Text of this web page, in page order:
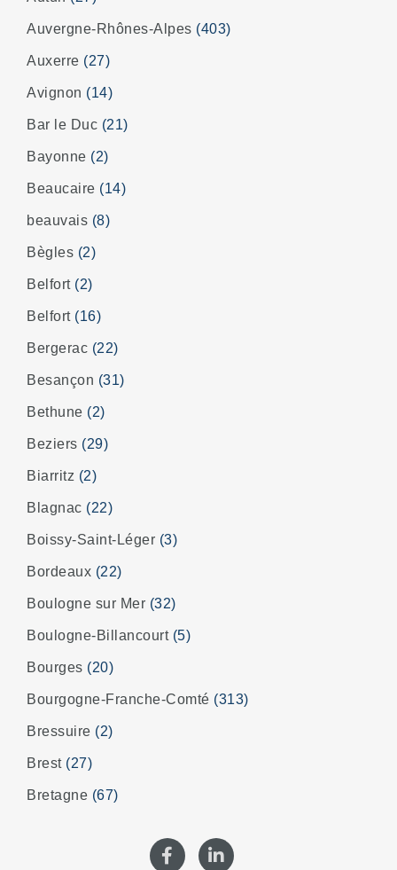
Auvergne-Rhônes-Alpes (403)
Auxerre (27)
Avignon (14)
Bar le Duc (21)
Bayonne (2)
Beaucaire (14)
beauvais (8)
Bègles (2)
Belfort (2)
Belfort (16)
Bergerac (22)
Besançon (31)
Bethune (2)
Beziers (29)
Biarritz (2)
Blagnac (22)
Boissy-Saint-Léger (3)
Bordeaux (22)
Boulogne sur Mer (32)
Boulogne-Billancourt (5)
Bourges (20)
Bourgogne-Franche-Comté (313)
Bressuire (2)
Brest (27)
Bretagne (67)